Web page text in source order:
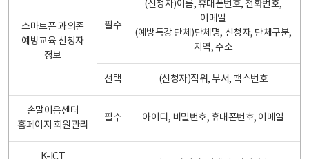
스마트폰 과의존
예방교육 신청자
정보
필수
(신청자)이름, 휴대폰번호, 전화번호,
이메일
(예방특강 단체)단체명, 신청자, 단체구분,
지역, 주소
선택 (신청자)직위, 부서, 팩스번호
손말이음센터
홈페이지 회원관리
필수 아이디, 비밀번호, 휴대폰번호, 이메일